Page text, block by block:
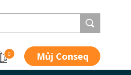
0 Můj Conseq